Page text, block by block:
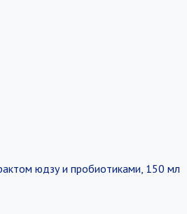
юдзу и пробиотиками, 150 мл